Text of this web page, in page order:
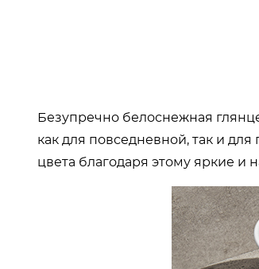
Безупречно белоснежная
как для повседневной, так и
цвета благодаря этому яркие и